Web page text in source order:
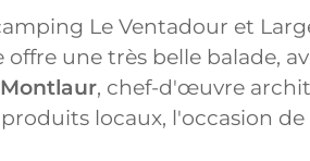
Le Ventadour et
une très belle balade,
, chef-d'œuvre
locaux, l'occasion